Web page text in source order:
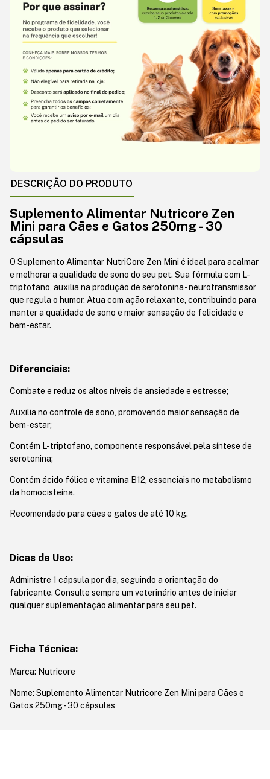
DESCRIÇÃO DO PRODUTO
Suplemento Alimentar Nutricore Zen
Mini para Cães e Gatos 250mg - 30
cápsulas
O Suplemento Alimentar NutriCore Zen Mini é ideal para acalmar
e melhorar a qualidade de sono do seu pet. Sua fórmula com L-
triptofano, auxilia na produção de serotonina - neurotransmissor
que regula o humor. Atua com ação relaxante, contribuindo para
manter a qualidade de sono e maior sensação de felicidade e
bem-estar.
Diferenciais:
Combate e reduz os altos níveis de ansiedade e estresse;
Auxilia no controle de sono, promovendo maior sensação de
bem-estar;
Contém L-triptofano, componente responsável pela síntese de
serotonina;
Contém ácido fólico e vitamina B12, essenciais no metabolismo
da homocisteína.
Recomendado para cães e gatos de até 10 kg.
Dicas de Uso:
Administre 1 cápsula por dia, seguindo a orientação do
fabricante. Consulte sempre um veterinário antes de iniciar
qualquer suplementação alimentar para seu pet.
Ficha Técnica:
Marca: Nutricore
Nome: Suplemento Alimentar Nutricore Zen Mini para Cães e
Gatos 250mg - 30 cápsulas